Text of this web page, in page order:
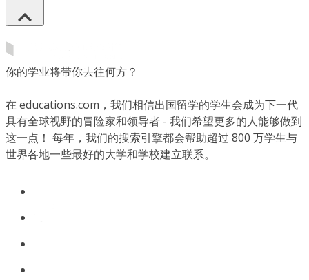
你的学业将带你去往何方？
在 educations.com，我们相信出国留学的学生会成为下一代
具有全球视野的冒险家和领导者 - 我们希望更多的人能够做到
这一点！ 每年，我们的搜索引擎都会帮助超过 800 万学生与
世界各地一些最好的大学和学校建立联系。